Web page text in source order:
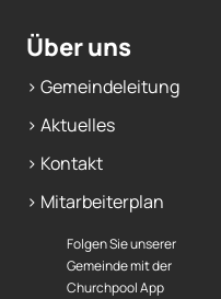
Über uns
> Gemeindeleitung
> Aktuelles
> Kontakt
> Mitarbeiterplan
Folgen Sie unserer
Gemeinde mit der
Churchpool App